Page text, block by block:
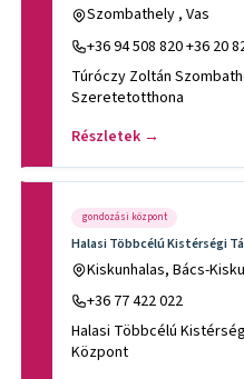
Szombathely , Vas
+36 94 508 820 +36 20
Túróczy Zoltán
Szeretetotthona
Részletek →
gondozási központ
Halasi Többcélú Kistérségi
Kiskunhalas, Bács-
+36 77 422 022
Halasi Többcélú
Központ